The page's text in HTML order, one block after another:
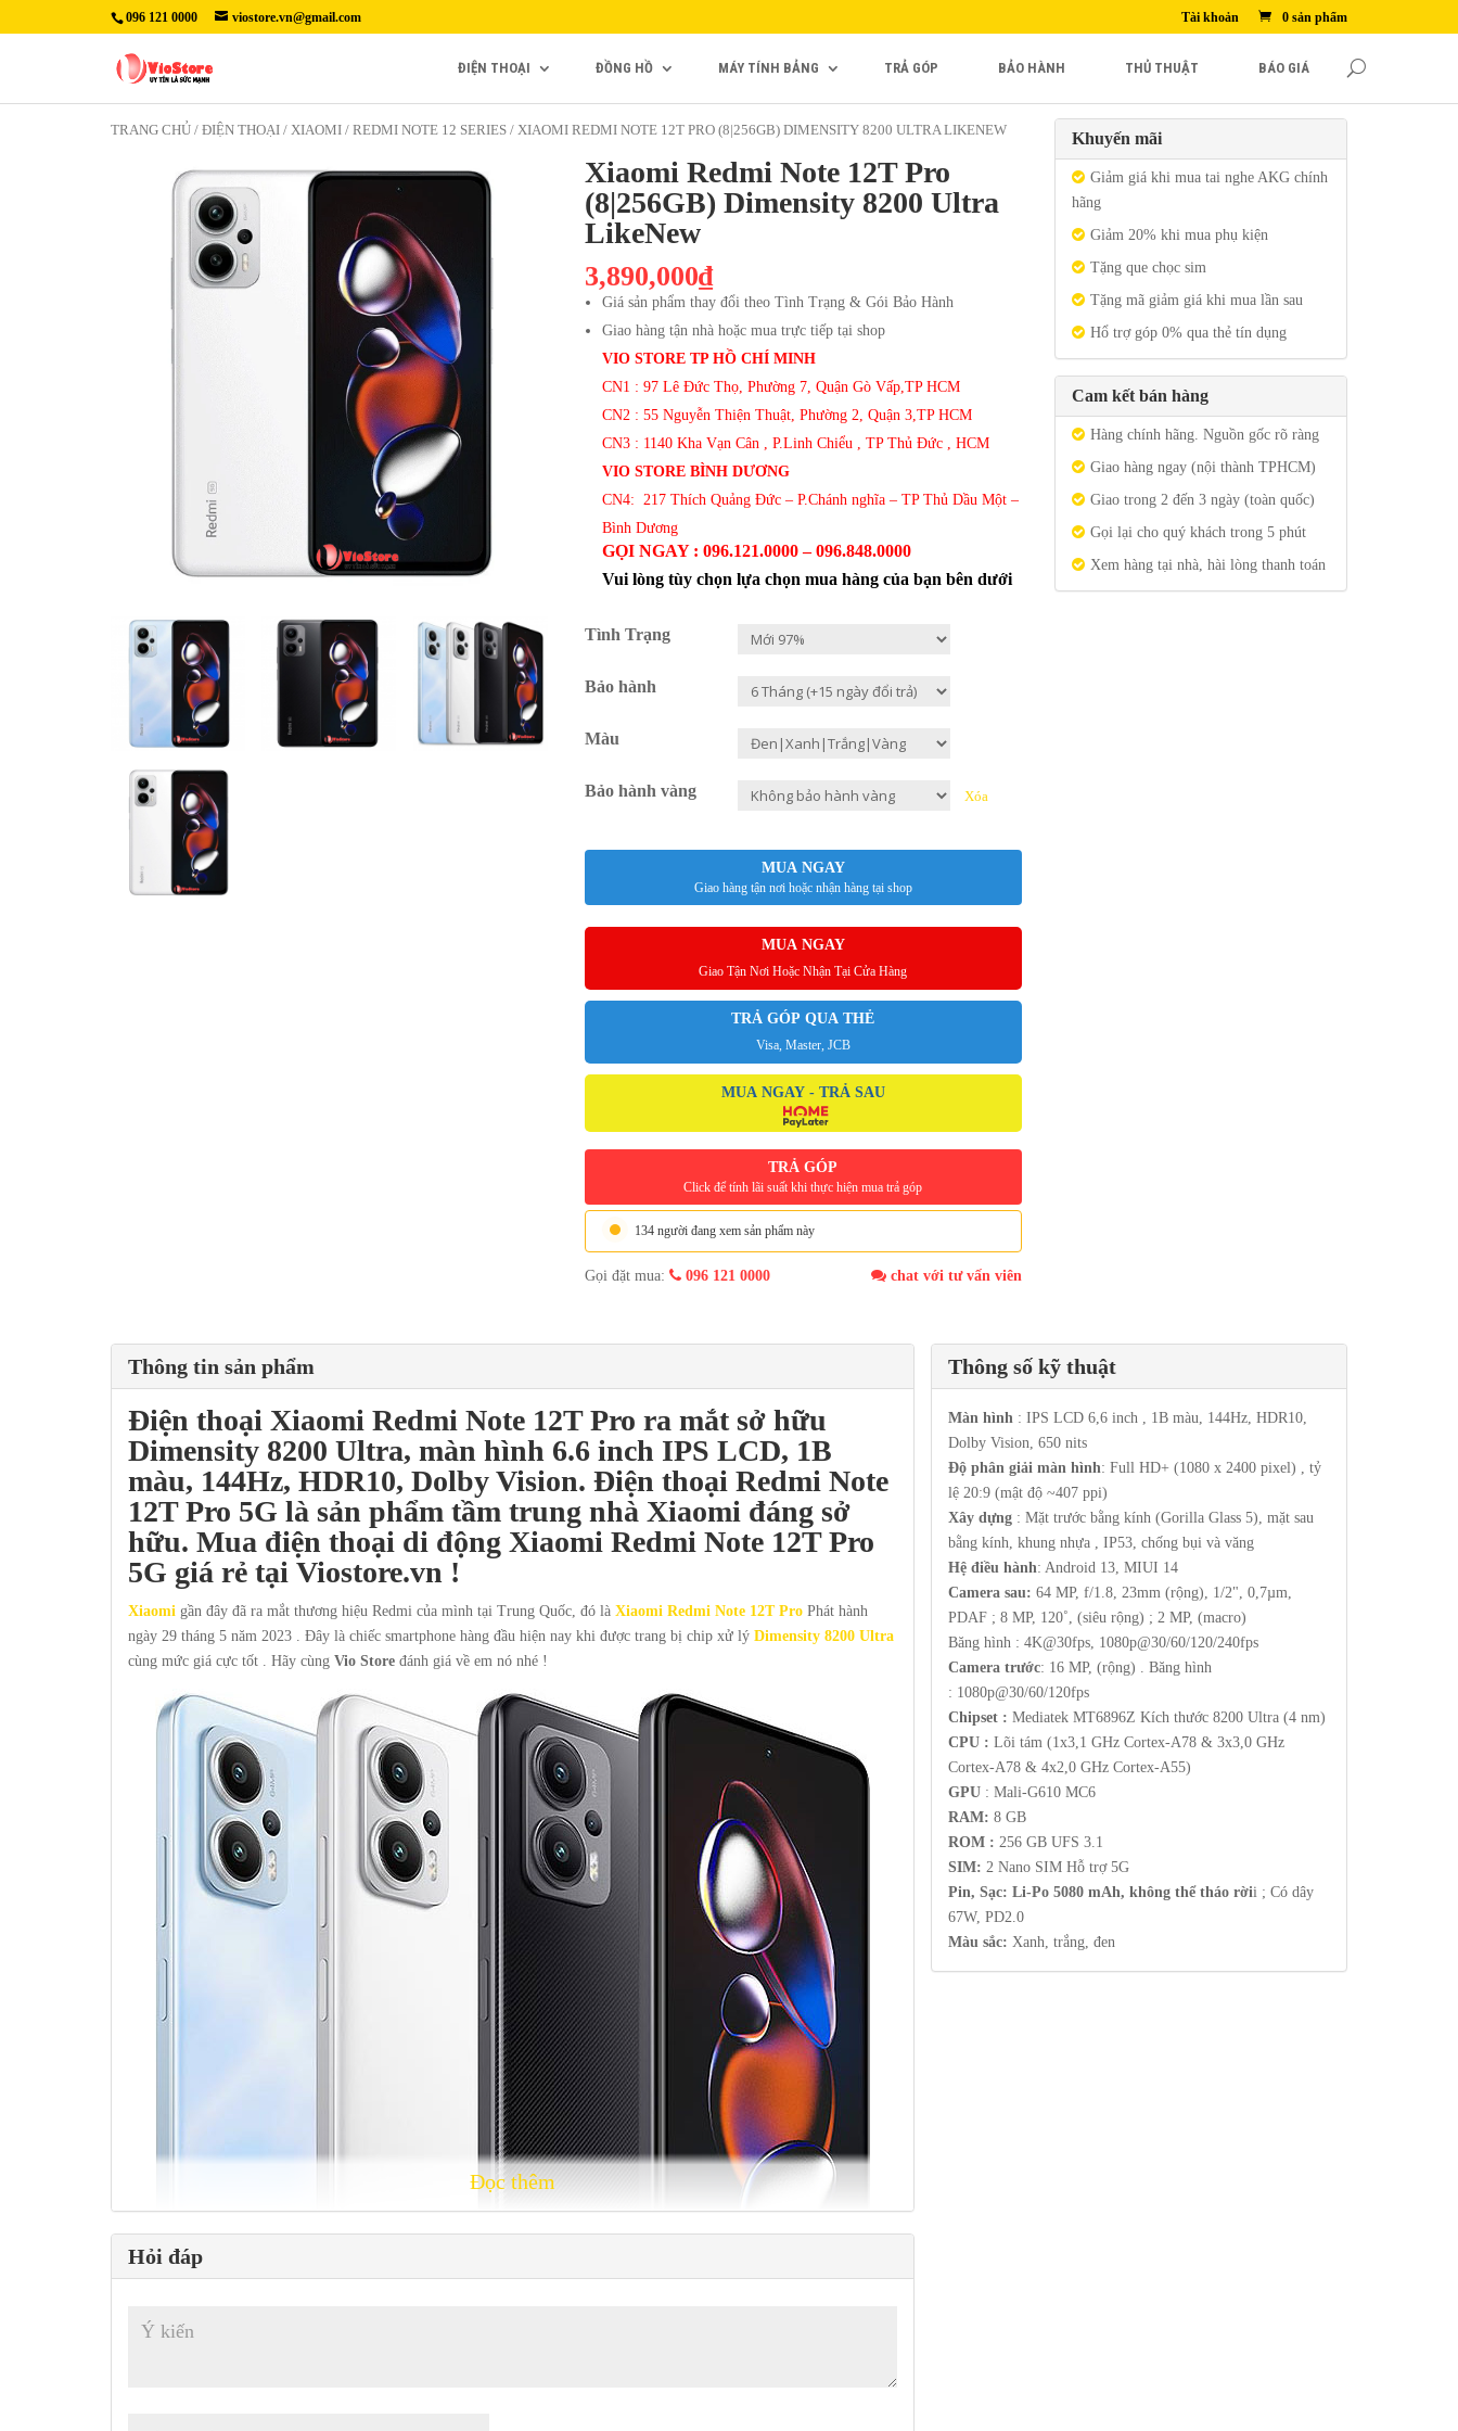
096 121 0000 viostore.vn@gmail.com Tài khoản 0 sản phẩm
ĐIỆN THOẠI ĐỒNG HỒ MÁY TÍNH BẢNG TRẢ GÓP BẢO HÀNH THỦ THUẬT BÁO GIÁ
TRANG CHỦ / ĐIỆN THOẠI / XIAOMI / REDMI NOTE 12 SERIES / XIAOMI REDMI NOTE 12T PRO (8|256GB) DIMENSITY 8200 ULTRA LIKENEW
Xiaomi Redmi Note 12T Pro
(8|256GB) Dimensity 8200 Ultra
LikeNew
3,890,000₫
Giá sản phẩm thay đổi theo Tình Trạng & Gói Bảo Hành
Giao hàng tận nhà hoặc mua trực tiếp tại shop
VIO STORE TP HỒ CHÍ MINH
CN1 : 97 Lê Đức Thọ, Phường 7, Quận Gò Vấp,TP HCM
CN2 : 55 Nguyễn Thiện Thuật, Phường 2, Quận 3,TP HCM
CN3 : 1140 Kha Vạn Cân , P.Linh Chiểu , TP Thủ Đức , HCM
VIO STORE BÌNH DƯƠNG
CN4: 217 Thích Quảng Đức – P.Chánh nghĩa – TP Thủ Dầu Một –
Bình Dương
GỌI NGAY : 096.121.0000 – 096.848.0000
Vui lòng tùy chọn lựa chọn mua hàng của bạn bên dưới
Tình Trạng
Bảo hành
Màu
Bảo hành vàng Xóa
MUA NGAY
Giao hàng tận nơi hoặc nhận hàng tại shop
MUA NGAY
Giao Tận Nơi Hoặc Nhận Tại Cửa Hàng
TRẢ GÓP QUA THẺ
Visa, Master, JCB
MUA NGAY - TRẢ SAU
TRẢ GÓP
Click để tính lãi suất khi thực hiện mua trả góp
134 người đang xem sản phẩm này
Gọi đặt mua: 096 121 0000 chat với tư vấn viên
Khuyến mãi
Giảm giá khi mua tai nghe AKG chính
hãng
Giảm 20% khi mua phụ kiện
Tặng que chọc sim
Tặng mã giảm giá khi mua lần sau
Hổ trợ góp 0% qua thẻ tín dụng
Cam kết bán hàng
Hàng chính hãng. Nguồn gốc rõ ràng
Giao hàng ngay (nội thành TPHCM)
Giao trong 2 đến 3 ngày (toàn quốc)
Gọi lại cho quý khách trong 5 phút
Xem hàng tại nhà, hài lòng thanh toán
Thông số kỹ thuật
Màn hình : IPS LCD 6,6 inch , 1B màu, 144Hz, HDR10,
Dolby Vision, 650 nits
Độ phân giải màn hình: Full HD+ (1080 x 2400 pixel) , tỷ
lệ 20:9 (mật độ ~407 ppi)
Xây dựng : Mặt trước bằng kính (Gorilla Glass 5), mặt sau
bằng kính, khung nhựa , IP53, chống bụi và văng
Hệ điều hành: Android 13, MIUI 14
Camera sau: 64 MP, f/1.8, 23mm (rộng), 1/2", 0,7µm,
PDAF ; 8 MP, 120˚, (siêu rộng) ; 2 MP, (macro)
Băng hình : 4K@30fps, 1080p@30/60/120/240fps
Camera trước: 16 MP, (rộng) . Băng hình
: 1080p@30/60/120fps
Chipset : Mediatek MT6896Z Kích thước 8200 Ultra (4 nm)
CPU : Lõi tám (1x3,1 GHz Cortex-A78 & 3x3,0 GHz
Cortex-A78 & 4x2,0 GHz Cortex-A55)
GPU : Mali-G610 MC6
RAM: 8 GB
ROM : 256 GB UFS 3.1
SIM: 2 Nano SIM Hỗ trợ 5G
Pin, Sạc: Li-Po 5080 mAh, không thể tháo rờii ; Có dây
67W, PD2.0
Màu sắc: Xanh, trắng, đen
Thông tin sản phẩm
Điện thoại Xiaomi Redmi Note 12T Pro ra mắt sở hữu
Dimensity 8200 Ultra, màn hình 6.6 inch IPS LCD, 1B
màu, 144Hz, HDR10, Dolby Vision. Điện thoại Redmi Note
12T Pro 5G là sản phẩm tầm trung nhà Xiaomi đáng sở
hữu. Mua điện thoại di động Xiaomi Redmi Note 12T Pro
5G giá rẻ tại Viostore.vn !
Xiaomi gần đây đã ra mắt thương hiệu Redmi của mình tại Trung Quốc, đó là Xiaomi Redmi Note 12T Pro Phát hành
ngày 29 tháng 5 năm 2023 . Đây là chiếc smartphone hàng đầu hiện nay khi được trang bị chip xử lý Dimensity 8200 Ultra
cùng mức giá cực tốt . Hãy cùng Vio Store đánh giá về em nó nhé !
Đọc thêm
Hỏi đáp